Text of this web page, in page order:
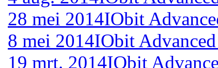
28 mei 2014IObit
8 mei 2014IObit
19 mrt. 2014IObit